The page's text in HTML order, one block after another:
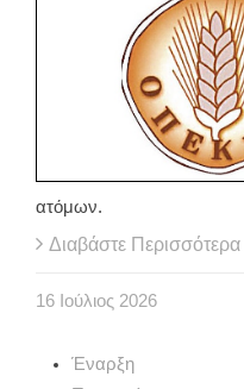
ατόμων.
Διαβάστε Περισσότερα
16 Ιούλιος 2026
Έναρξη